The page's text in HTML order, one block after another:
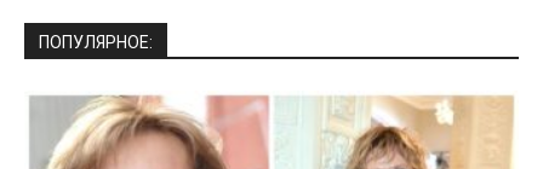
ПОПУЛЯРНОЕ: